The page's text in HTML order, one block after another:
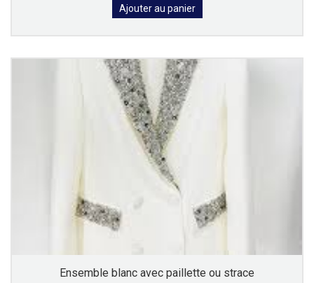
Ajouter au panier
Ensemble blanc avec paillette ou strace